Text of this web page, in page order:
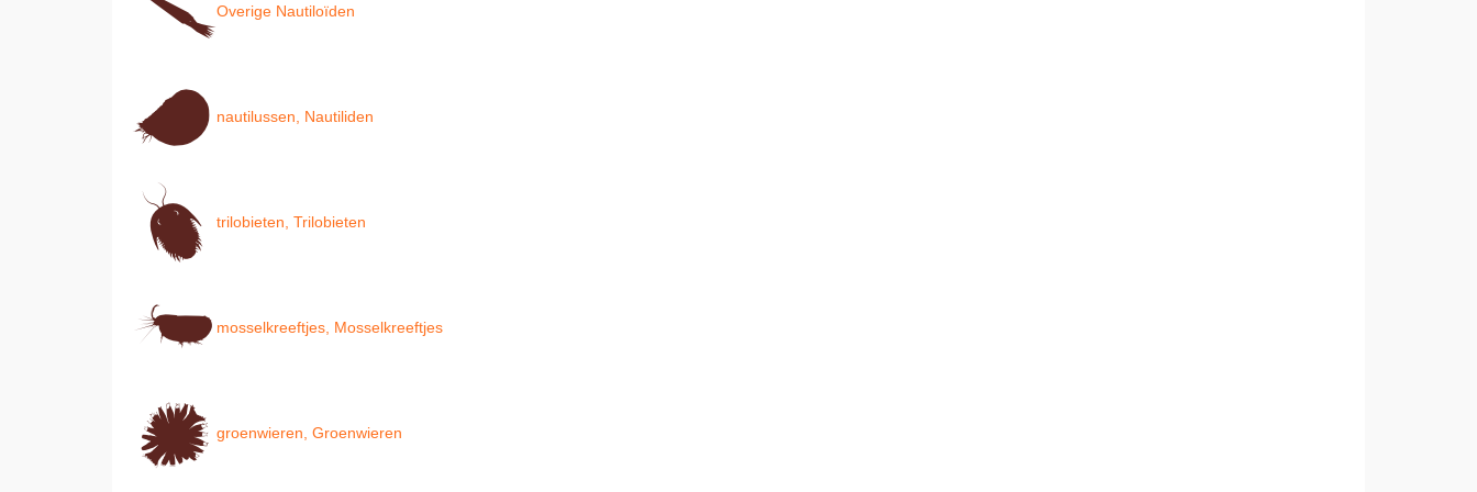
Overige Nautiloïden
nautilussen, Nautiliden
trilobieten, Trilobieten
mosselkreeftjes, Mosselkreeftjes
groenwieren, Groenwieren